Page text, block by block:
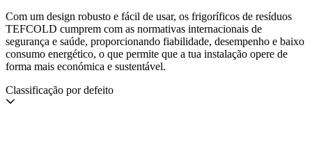
Com um design robusto e fácil de usar, os frigoríficos de resíduos
TEFCOLD cumprem com as normativas internacionais de
segurança e saúde, proporcionando fiabilidade, desempenho e baixo
consumo energético, o que permite que a tua instalação opere de
forma mais económica e sustentável.
Classificação por defeito